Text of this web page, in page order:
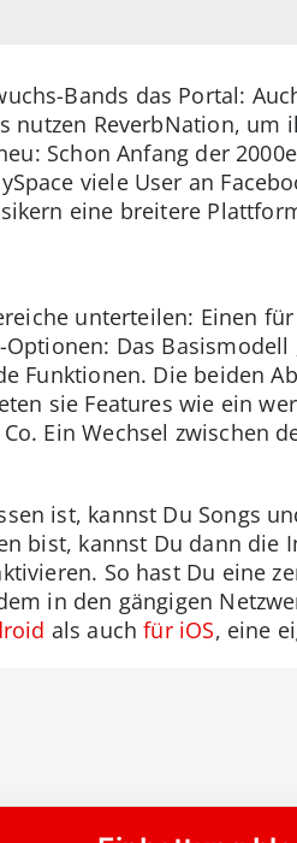
Bands das Portal:
nutzen ReverbNation,
Schon Anfang der
viele User an
eine breitere
unterteilen: Einen
Das
Funktionen. Die beiden
sie Features wie ein
Ein Wechsel zwischen
ist, kannst Du Songs
bist, kannst Du dann die
So hast Du eine
in den gängigen
als auchfür iOS, eine